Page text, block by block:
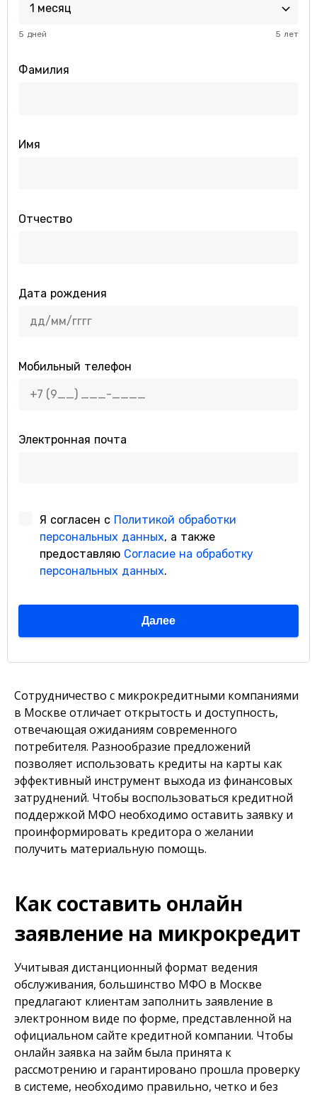
Сотрудничество с микрокредитными компаниями
в Москве отличает открытость и доступность,
отвечающая ожиданиям современного
потребителя. Разнообразие предложений
позволяет использовать кредиты на карты как
эффективный инструмент выхода из финансовых
затруднений. Чтобы воспользоваться кредитной
поддержкой МФО необходимо оставить заявку и
проинформировать кредитора о желании
получить материальную помощь.
Как составить онлайн
заявление на микрокредит
Учитывая дистанционный формат ведения
обслуживания, большинство МФО в Москве
предлагают клиентам заполнить заявление в
электронном виде по форме, представленной на
официальном сайте кредитной компании. Чтобы
онлайн заявка на займ была принята к
рассмотрению и гарантировано прошла проверку
в системе, необходимо правильно, четко и без